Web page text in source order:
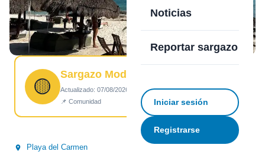
Noticias
Reportar sargazo
Iniciar sesión
Registrarse
🟡
Sargazo Moderado
Actualizado: 07/08/2026 06:21
📌 Comunidad
Playa del Carmen